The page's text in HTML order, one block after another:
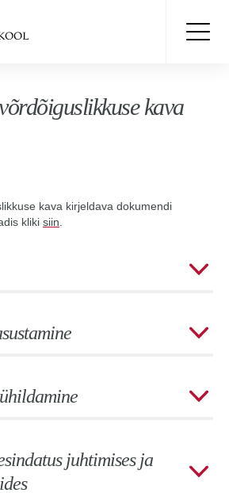
kava
kava kirjeldava dokumendi
kliki siin
juhtimises ja